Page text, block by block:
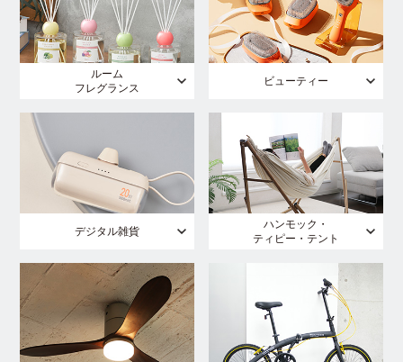
ルーム
フレグランス
ビューティー
デジタル雑貨
ハンモック・
ティピー・テント